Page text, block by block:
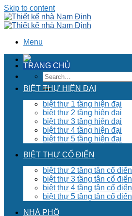
Skip to content
Menu
TRANG CHỦ
BIỆT THỰ HIỆN ĐẠI
biệt thự 1 tầng hiện đại
biệt thự 2 tầng hiện đại
biệt thự 3 tầng hiện đại
biệt thự 4 tầng hiện đại
biệt thự 5 tầng hiện đại
BIỆT THỰ CỔ ĐIỂN
biệt thự 2 tầng tân cổ điển
biệt thự 3 tầng tân cổ điển
biệt thự 4 tầng tân cổ điển
biệt thự 5 tầng tân cổ điển
NHÀ PHỐ